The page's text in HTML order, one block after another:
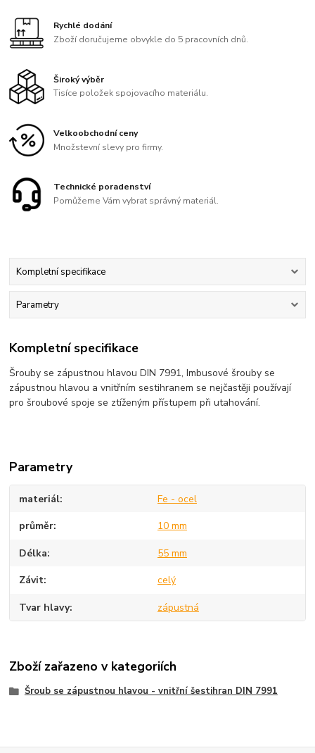
Rychlé dodání
Zboží doručujeme obvykle do 5 pracovních dnů.
Široký výběr
Tisíce položek spojovacího materiálu.
Velkoobchodní ceny
Množstevní slevy pro firmy.
Technické poradenství
Pomůžeme Vám vybrat správný materiál.
Kompletní specifikace
Parametry
Kompletní specifikace
Šrouby se zápustnou hlavou DIN 7991, Imbusové šrouby se
zápustnou hlavou a vnitřním sestihranem se nejčastěji používají
pro šroubové spoje se ztíženým přístupem při utahování.
Parametry
materiál Fe - ocel
průměr 10 mm
Délka 55 mm
Závit celý
Tvar hlavy zápustná
Zboží zařazeno v kategoriích
Šroub se zápustnou hlavou - vnitřní šestihran DIN 7991